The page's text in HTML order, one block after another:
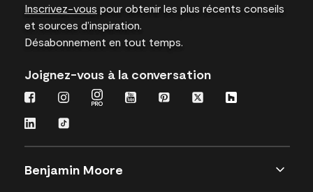
Inscrivez-vous pour obtenir les plus récents conseils
et sources d’inspiration.
Désabonnement en tout temps.
Joignez-vous à la conversation
Benjamin Moore